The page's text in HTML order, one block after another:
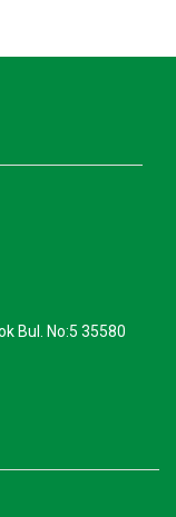
Bul. No:5 35580